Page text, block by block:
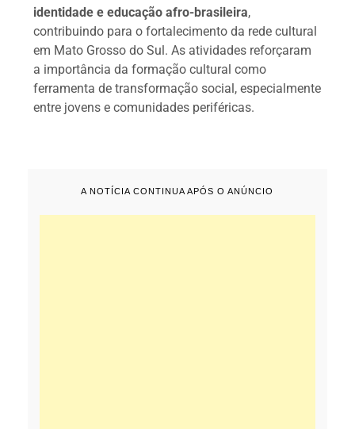
identidade e educação afro-brasileira,
contribuindo para o fortalecimento da rede cultural
em Mato Grosso do Sul. As atividades reforçaram
a importância da formação cultural como
ferramenta de transformação social, especialmente
entre jovens e comunidades periféricas.
A NOTÍCIA CONTINUA APÓS O ANÚNCIO